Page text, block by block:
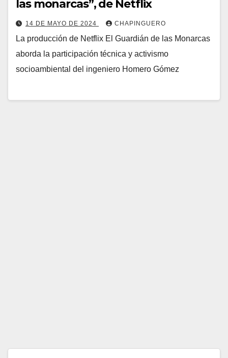
las monarcas”, de Netflix
14 DE MAYO DE 2024 CHAPINGUERO
La producción de Netflix El Guardián de las Monarcas
aborda la participación técnica y activismo
socioambiental del ingeniero Homero Gómez